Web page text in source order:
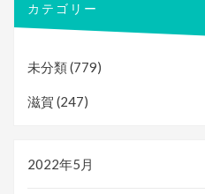
カテゴリー
未分類(779)
滋賀 (247)
2022年5月